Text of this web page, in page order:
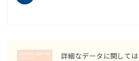
詳細なデータに関して